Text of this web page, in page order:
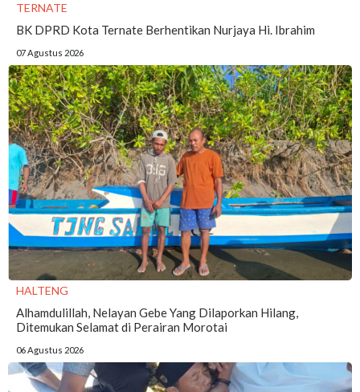
TERNATE
BK DPRD Kota Ternate Berhentikan Nurjaya Hi. Ibrahim
07 Agustus 2026
HALTENG
Alhamdulillah, Nelayan Gebe Yang Dilaporkan Hilang,
Ditemukan Selamat di Perairan Morotai
06 Agustus 2026